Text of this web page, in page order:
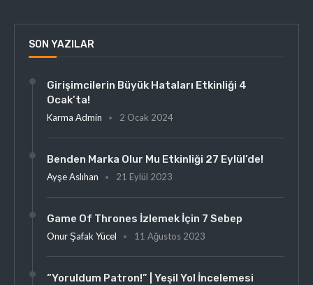
SON YAZILAR
Girişimcilerin Büyük Hataları Etkinliği 4
Ocak’ta!
Karma Admin 2 Ocak 2024
Benden Marka Olur Mu Etkinliği 27 Eylül’de!
Ayşe Aslıhan 21 Eylül 2023
Game Of Thrones İzlemek İçin 7 Sebep
Onur Şafak Yücel 11 Ağustos 2023
“Yoruldum Patron!” | Yeşil Yol İncelemesi